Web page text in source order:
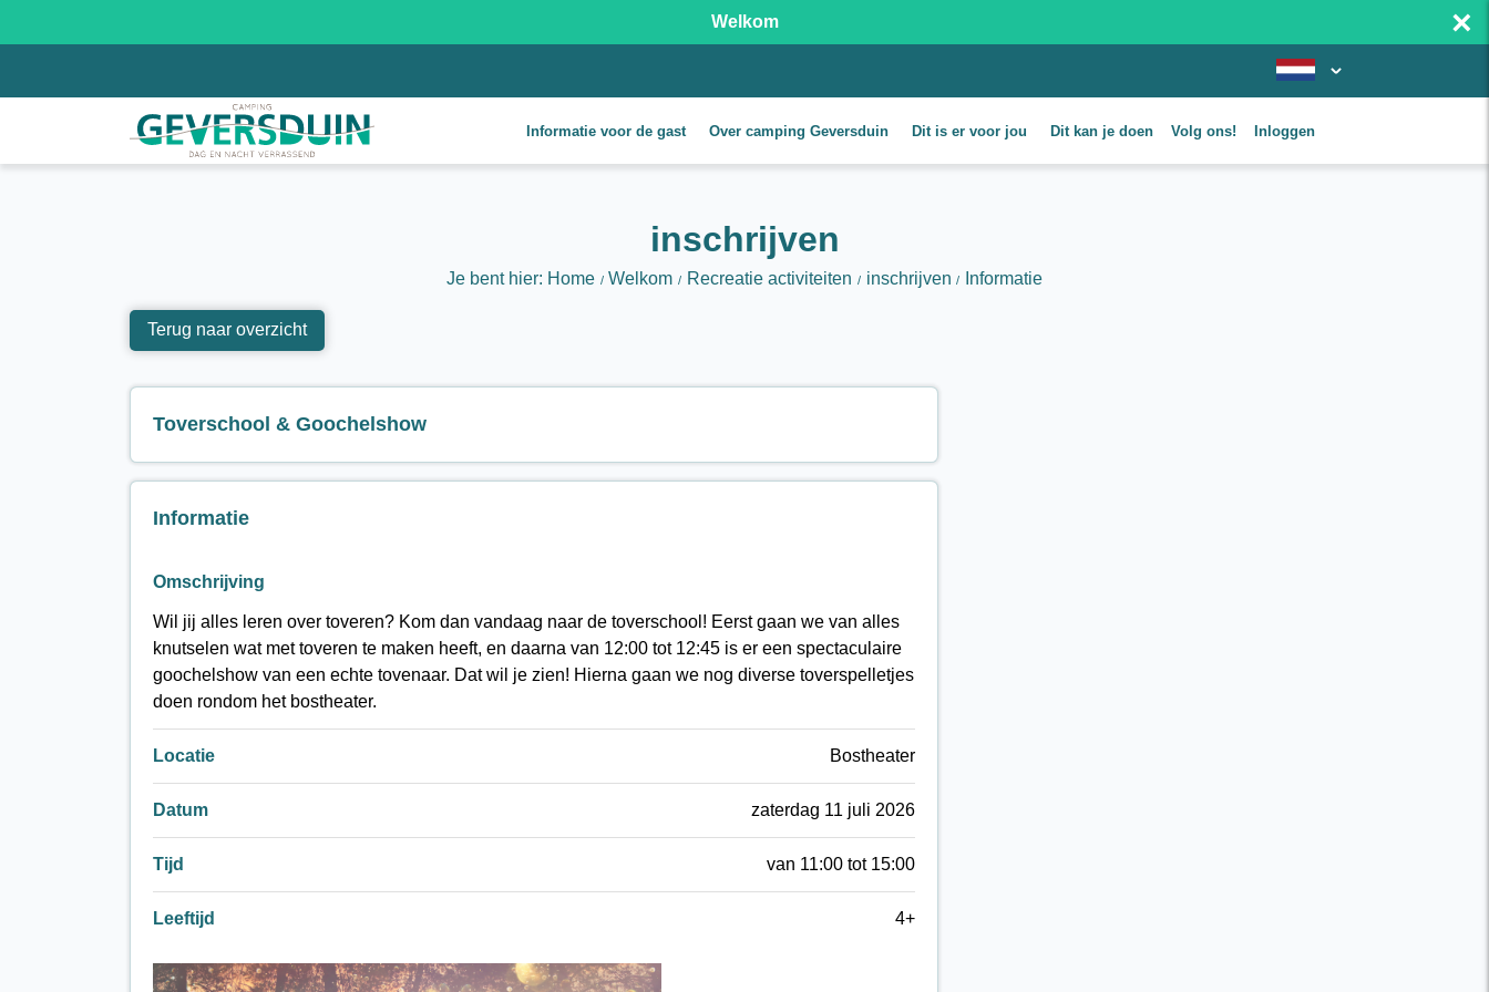
Welkom ×
Informatie voor de gast Over camping Geversduin Dit is er voor jou Dit kan je doen Volg ons! Inloggen
inschrijven
Je bent hier: Home Welkom Recreatie activiteiten inschrijven Informatie
Terug naar overzicht
Toverschool & Goochelshow
Informatie
Omschrijving
Wil jij alles leren over toveren? Kom dan vandaag naar de toverschool! Eerst gaan we van alles
knutselen wat met toveren te maken heeft, en daarna van 12:00 tot 12:45 is er een spectaculaire
goochelshow van een echte tovenaar. Dat wil je zien! Hierna gaan we nog diverse toverspelletjes
doen rondom het bostheater.
Locatie Bostheater
Datum zaterdag 11 juli 2026
Tijd van 11:00 tot 15:00
Leeftijd 4+